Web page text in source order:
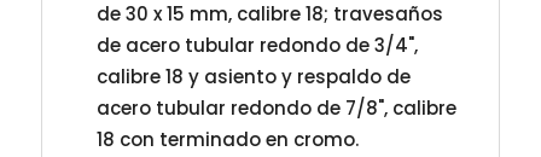
de 30 x 15 mm, calibre 18; travesaños
de acero tubular redondo de 3/4",
calibre 18 y asiento y respaldo de
acero tubular redondo de 7/8", calibre
18 con terminado en cromo.